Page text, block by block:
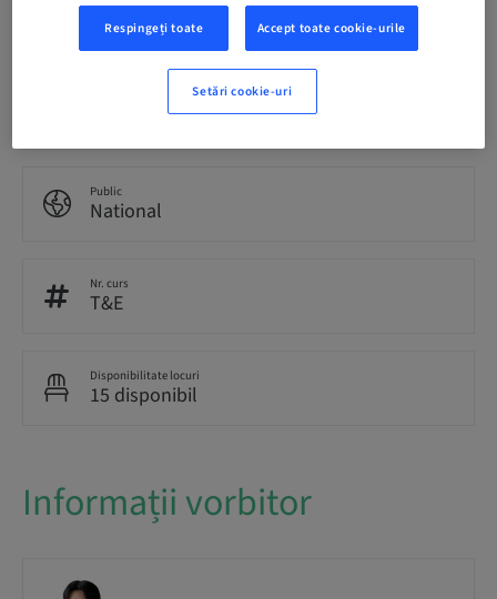
Romanian
Japanese
0.00 Puncte
Public
National
Nr. curs
T&E
Disponibilitate locuri
15 disponibil
Informații vorbitor
Respingeți toate Accept toate cookie-urile
Setări cookie-uri